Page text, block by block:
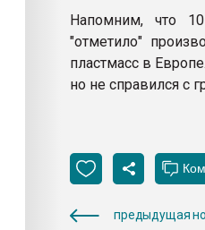
Напомним, что
"отметило"
пластмасс в
но не справился с
предыдущая